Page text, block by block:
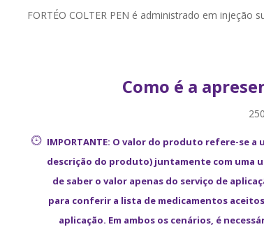
FORTÉO COLTER PEN é administrado em
Como é a
IMPORTANTE: O valor do produto refere-se
descrição do produto) juntamente com uma
de saber o valor apenas do serviço de
para conferir a lista de medicamentos aceitos
aplicação. Em ambos os cenários, é